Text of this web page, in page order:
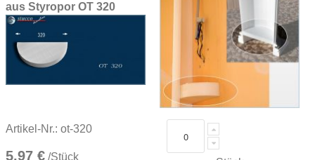
aus Styropor OT 320
Artikel-Nr.: ot-320
5,97 € /Stück